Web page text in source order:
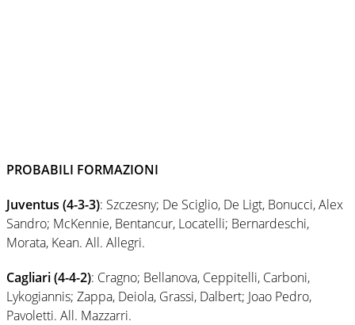
PROBABILI FORMAZIONI
Juventus (4-3-3): Szczesny; De Sciglio, De Ligt, Bonucci, Alex
Sandro; McKennie, Bentancur, Locatelli; Bernardeschi,
Morata, Kean. All. Allegri.
Cagliari (4-4-2): Cragno; Bellanova, Ceppitelli, Carboni,
Lykogiannis; Zappa, Deiola, Grassi, Dalbert; Joao Pedro,
Pavoletti. All. Mazzarri.